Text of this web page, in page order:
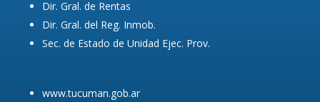
Dir. Gral. de Rentas
Dir. Gral. del Reg. Inmob.
Sec. de Estado de Unidad Ejec. Prov.
www.tucuman.gob.ar